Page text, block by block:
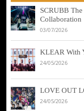
SCRUBB
Collaboration
03/07/2026
KLEAR With
24/05/2026
LOVE OUT
24/05/2026